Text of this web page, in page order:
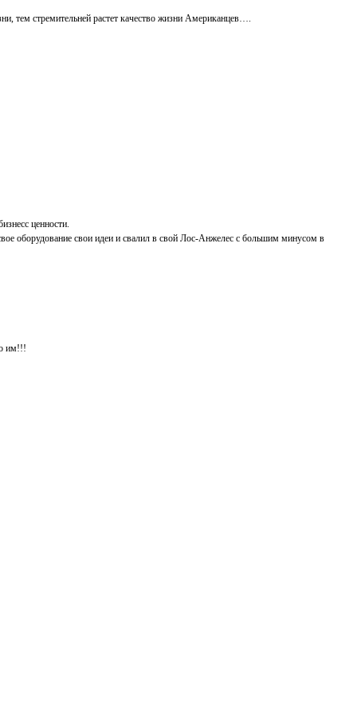
тем стремительней растет качество жизни Американцев….
ценности.
оборудование свои идеи и свалил в свой Лос-Анжелес с большим минусом в
им!!!